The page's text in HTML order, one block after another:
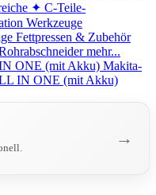
✦ C-Teile-
Werkzeuge
Fettpressen & Zubehör
mehr...
ONE (mit Akku) Makita-
IN ONE (mit Akku)
→